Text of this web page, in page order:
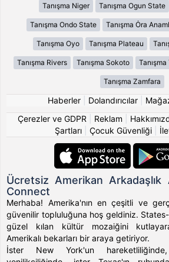
Tanışma Niger Tanışma Ogun State
Tanışma Ondo State Tanışma Ȯra
Tanışma Oyo Tanışma Plateau
Tanışma Rivers Tanışma Sokoto
Tanışma Zamfara
Haberler Dolandırıcılar
Çerezler ve GDPR
Reklam
Şartları| Çocuk Güvenliği|
Ücretsiz Amerikan Arkadaşlık
Connect
Merhaba! Amerika'nın en çeşitli ve
güvenilir topluluğuna hoş geldiniz.
güzel kılan kültür mozaiğini
Amerikalı bekarları bir araya getiriyor.
İster New York'un